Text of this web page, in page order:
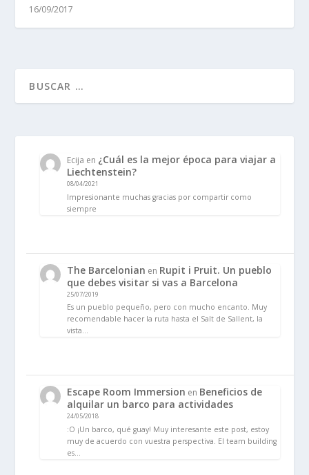
16/09/2017
Ecija en ¿Cuál es la mejor época para viajar a
Liechtenstein?
08/04/2021
Impresionante muchas gracias por compartir como
siempre
The Barcelonian en Rupit i Pruit. Un pueblo
que debes visitar si vas a Barcelona
25/07/2019
Es un pueblo pequeño, pero con mucho encanto. Muy
recomendable hacer la ruta hasta el Salt de Sallent, la
vista…
Escape Room Immersion en Beneficios de
alquilar un barco para actividades
24/05/2018
:O ¡Un barco, qué guay! Muy interesante este post, estoy
muy de acuerdo con vuestra perspectiva. El team building
es…